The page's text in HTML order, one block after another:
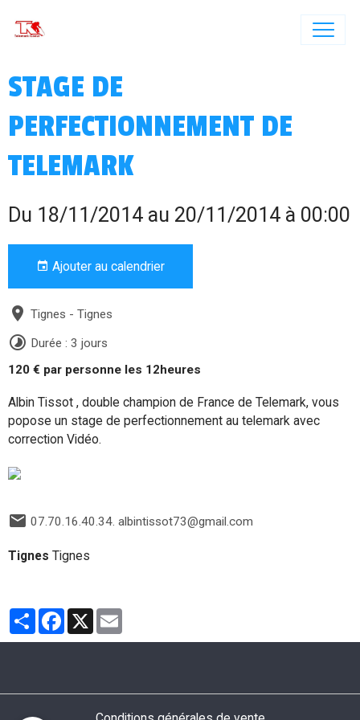
STAGE DE
PERFECTIONNEMENT DE
TELEMARK
Du 18/11/2014 au 20/11/2014 à 00:00
Ajouter au calendrier
Tignes - Tignes
Durée : 3 jours
120 € par personne les 12heures
Albin Tissot , double champion de France de Telemark, vous
popose un stage de perfectionnement au telemark avec
correction Vidéo.
07.70.16.40.34. albintissot73@gmail.com
Tignes Tignes
PartagerFacebook
X